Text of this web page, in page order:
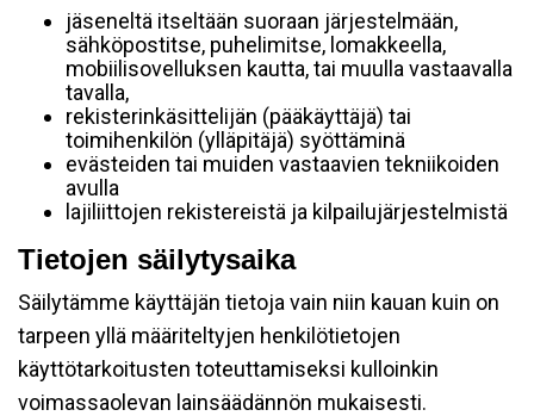
jäseneltä itseltään suoraan järjestelmään,
sähköpostitse, puhelimitse, lomakkeella,
mobiilisovelluksen kautta, tai muulla vastaavalla
tavalla,
rekisterinkäsittelijän (pääkäyttäjä) tai
toimihenkilön (ylläpitäjä) syöttäminä
evästeiden tai muiden vastaavien tekniikoiden
avulla
lajiliittojen rekistereistä ja kilpailujärjestelmistä
Tietojen säilytysaika
Säilytämme käyttäjän tietoja vain niin kauan kuin on
tarpeen yllä määriteltyjen henkilötietojen
käyttötarkoitusten toteuttamiseksi kulloinkin
voimassaolevan lainsäädännön mukaisesti.